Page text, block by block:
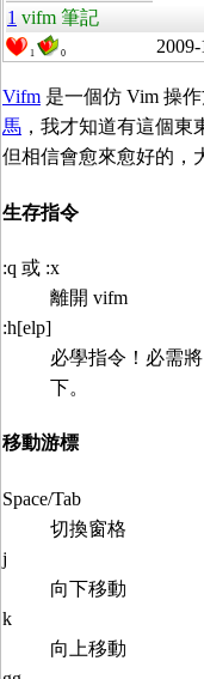
1 vifm 筆記
1 0
Vifm 是一個仿 Vim 操
馬 ，我才知道有這個東
但相信會愈來愈好的，
生存指令
:q 或 :x
離開 vifm
:h[elp]
必學指令！必需
下。
移動游標
Space/Tab
切換窗格
j
向下移動
k
向上移動